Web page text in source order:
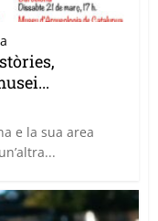
e la sua area